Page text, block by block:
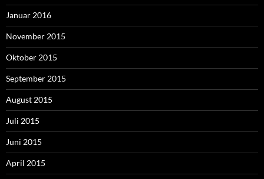
Januar 2016
November 2015
Oktober 2015
September 2015
August 2015
Juli 2015
Juni 2015
April 2015